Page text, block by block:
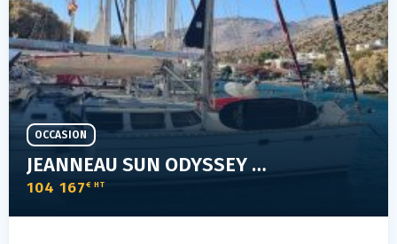
JEANNEAU SUN ODYSSEY 43 DS
104 167 € HT
OCCASION